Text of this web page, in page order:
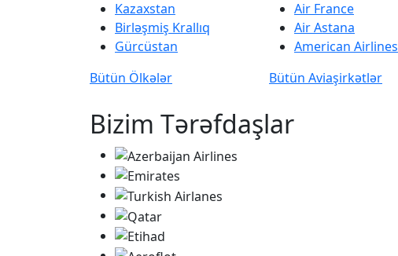
Kazaxstan
Birləşmiş Krallıq
Gürcüstan
Bütün Ölkələr
Air France
Air Astana
American Airlines
Bütün Aviaşirkətlər
Bizim Tərəfdaşlar